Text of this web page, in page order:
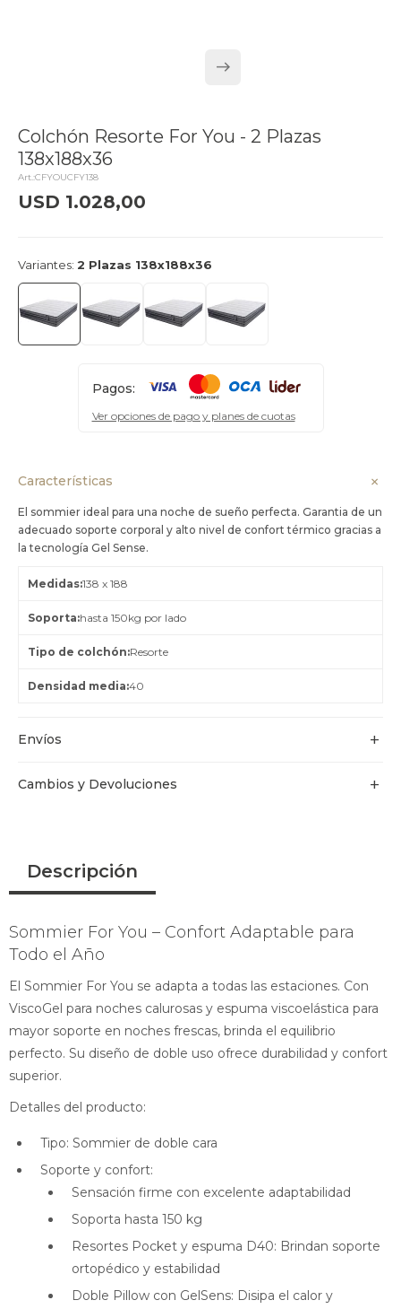
Colchón Resorte For You - 2 Plazas
138x188x36
CFYOUCFY138
USD 1.028,00
Variantes: 2 Plazas 138x188x36
Pagos:
Ver opciones de pago y planes de cuotas
Características
El sommier ideal para una noche de sueño perfecta. Garantia de un
adecuado soporte corporal y alto nivel de confort térmico gracias a
la tecnología Gel Sense.
Medidas 138 x 188
Soporta hasta 150kg por lado
Tipo de colchón Resorte
Densidad media 40
Envíos
Cambios y Devoluciones
Descripción
Sommier For You – Confort Adaptable para
Todo el Año
El Sommier For You se adapta a todas las estaciones. Con
ViscoGel para noches calurosas y espuma viscoelástica para
mayor soporte en noches frescas, brinda el equilibrio
perfecto. Su diseño de doble uso ofrece durabilidad y confort
superior.
Detalles del producto:
Tipo: Sommier de doble cara
Soporte y confort:
Sensación firme con excelente adaptabilidad
Soporta hasta 150 kg
Resortes Pocket y espuma D40: Brindan soporte
ortopédico y estabilidad
Doble Pillow con GelSens: Disipa el calor y